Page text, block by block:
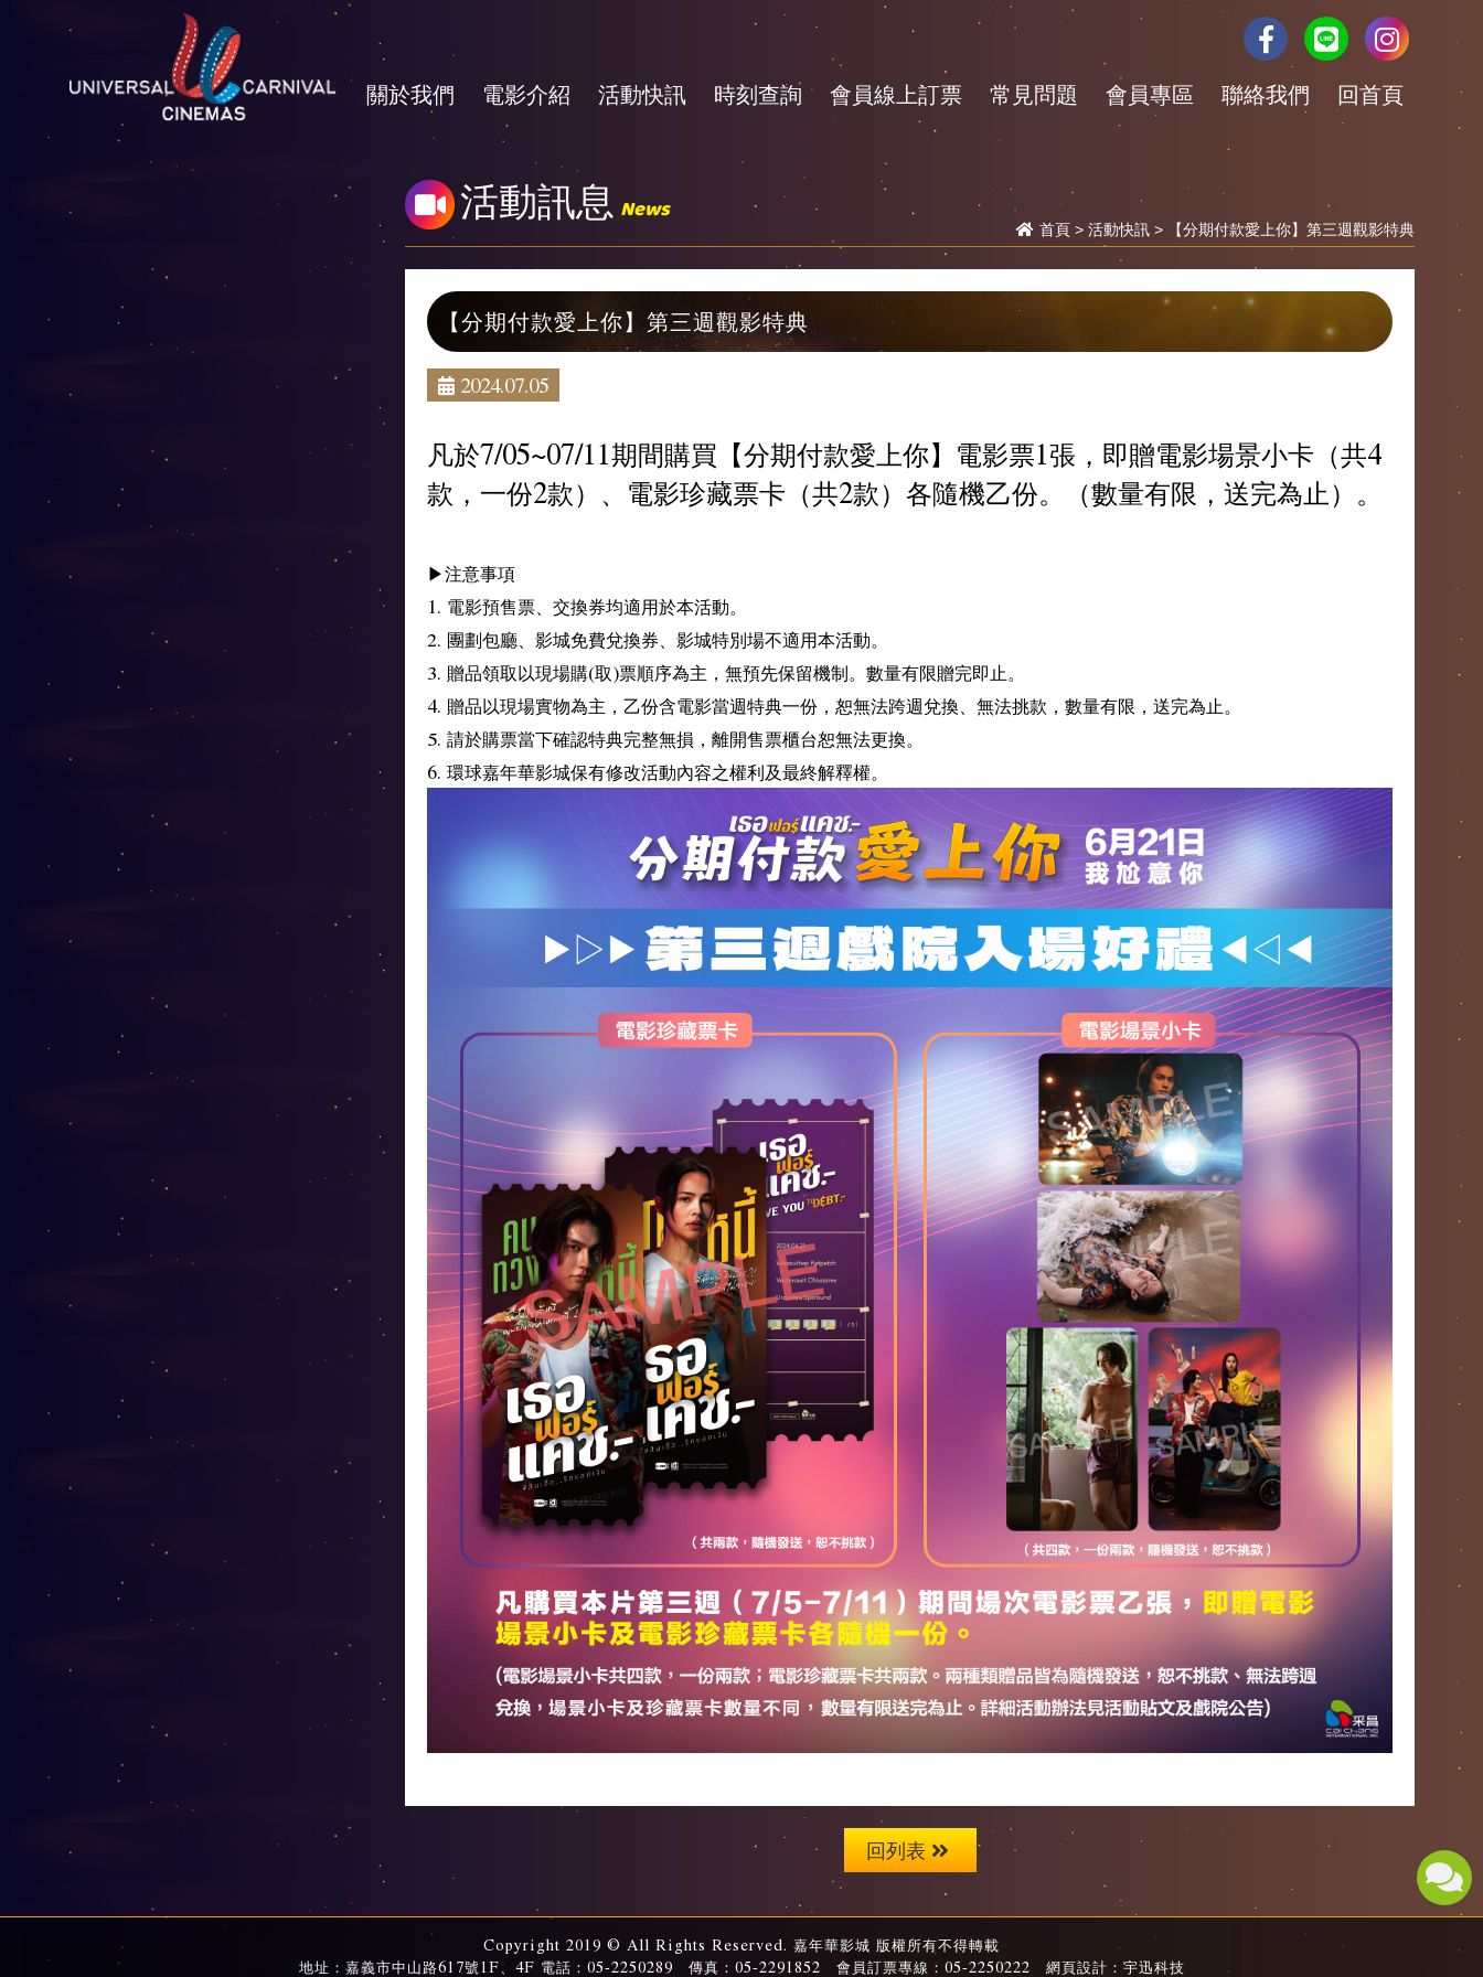
關於我們 電影介紹 活動快訊 時刻查詢 會員線上訂票 常見問題 會員專區 聯絡我們 回首頁
活動訊息 News
首頁 > 活動快訊 > 【分期付款愛上你】第三週觀影特典
【分期付款愛上你】第三週觀影特典
2024.07.05
凡於7/05~07/11期間購買【分期付款愛上你】電影票1張，即贈電影場景小卡（共4
款，一份2款）、電影珍藏票卡（共2款）各隨機乙份。（數量有限，送完為止）。
​▶注意事項
1. 電影預售票、交換券均適用於本活動。
2. 團劃包廳、影城免費兌換券、影城特別場不適用本活動。
3. 贈品領取以現場購(取)票順序為主，無預先保留機制。數量有限贈完即止。
4. 贈品以現場實物為主，乙份含電影當週特典一份，恕無法跨週兌換、無法挑款，數量有限，送完為止。
5. 請於購票當下確認特典完整無損，離開售票櫃台恕無法更換。
6. 環球嘉年華影城保有修改活動內容之權利及最終解釋權。
回列表
Copyright 2019 © All Rights Reserved. 嘉年華影城 版權所有不得轉載
地址：嘉義市中山路617號1F、4F 電話：05-2250289 傳真：05-2291852 會員訂票專線：05-2250222 網頁設計：宇迅科技